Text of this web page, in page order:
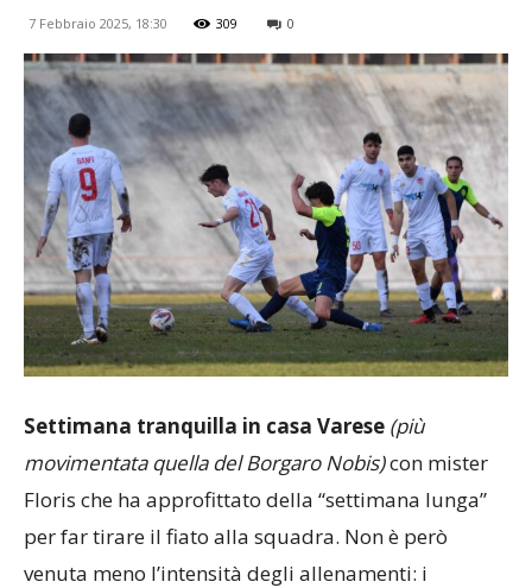
7 Febbraio 2025, 18:30 309 0
Settimana tranquilla in casa Varese (più
movimentata quella del Borgaro Nobis)con mister
Floris che ha approfittato della “settimana lunga”
per far tirare il fiato alla squadra. Non è però
venuta meno l’intensità degli allenamenti: i